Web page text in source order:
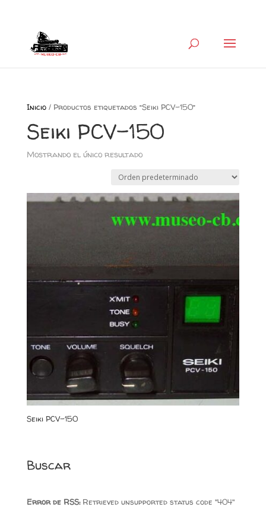
Inicio/ Productos etiquetados “Seiki PCV-150”
Seiki PCV-150
Mostrando el único resultado
Seiki PCV-150
Buscar
Error de RSS:Retrieved unsupported status code "404"